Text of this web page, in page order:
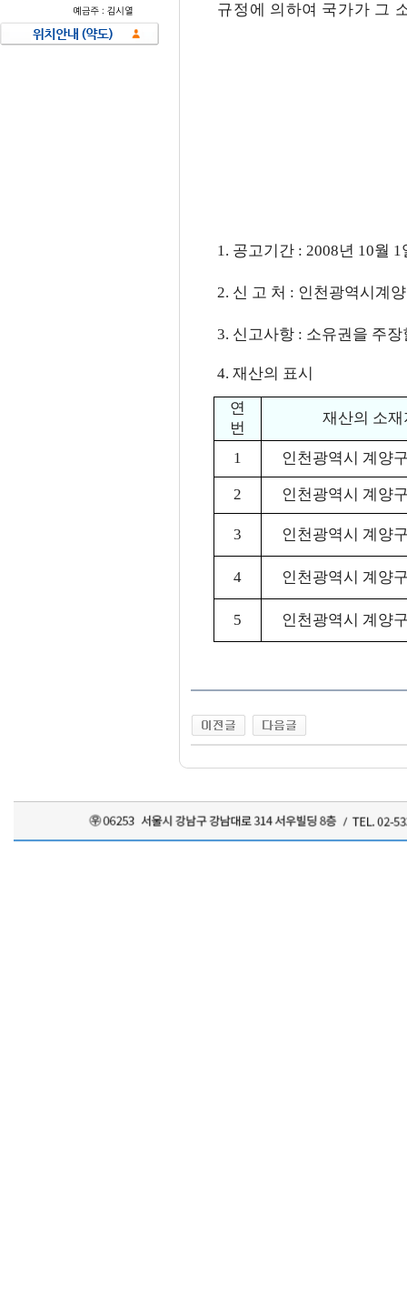
규정에 의하여 국가가 그
1. 공고기간 : 2008년 10월
2. 신 고 처 : 인천광역시계
3. 신고사항 : 소유권을 주
4. 재산의 표시
연
번
재산의 소재
1 인천광역시 계양
2 인천광역시 계양
3 인천광역시 계양
4 인천광역시 계양
5 인천광역시 계양